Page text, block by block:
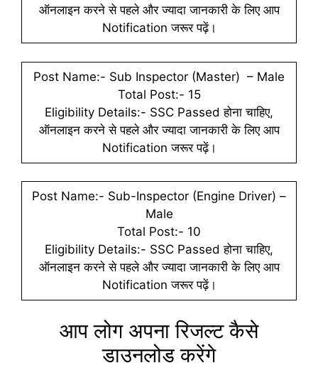
ऑनलाइन करने से पहले और ज्यादा जानकारी के लिए आप
Notification जरूर पढ़ें।
Post Name:- Sub Inspector (Master) – Male
Total Post:- 15
Eligibility Details:- SSC Passed होना चाहिए,
ऑनलाइन करने से पहले और ज्यादा जानकारी के लिए आप
Notification जरूर पढ़ें।
Post Name:- Sub-Inspector (Engine Driver) –
Male
Total Post:- 10
Eligibility Details:- SSC Passed होना चाहिए,
ऑनलाइन करने से पहले और ज्यादा जानकारी के लिए आप
Notification जरूर पढ़ें।
आप लोग अपना रिजल्ट कैसे
डाउनलोड करेंगे